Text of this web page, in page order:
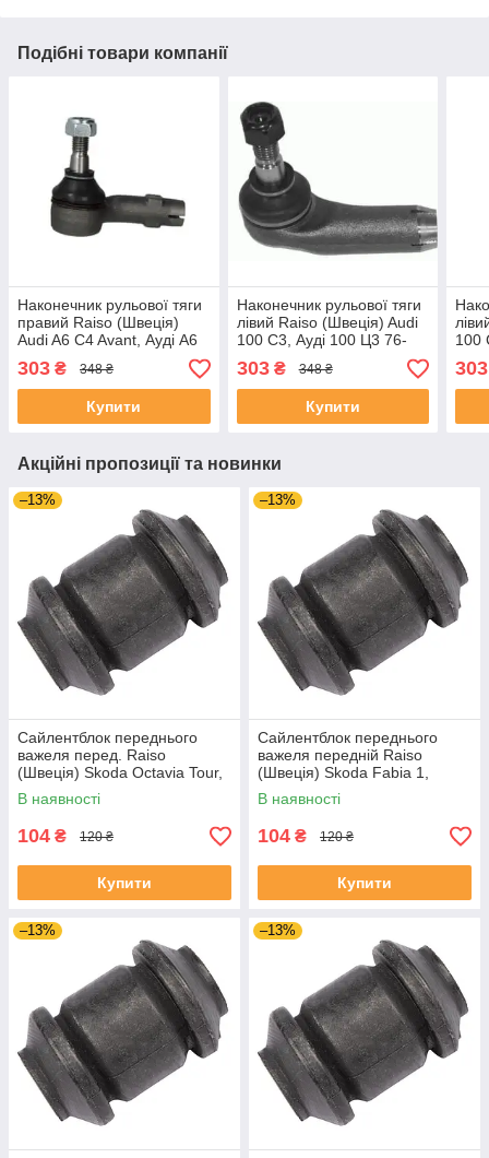
Подібні товари компанії
Наконечник рульової тяги
правий Raiso (Швеція)
Audi A6 C4 Avant, Ауді A6
Ц4 Авант 76- #RL-443812A
UABOVIB4
303 ₴ 348 ₴
Купити
Наконечник рульової тяги
лівий Raiso (Швеція) Audi
100 C3, Ауді 100 Ц3 76-
#RL-443811A UAHOOUX4
303₴ 348 ₴
Купити
100
303
Акційні пропозиції та новинки
–13%
Сайлентблок переднього
важеля перед. Raiso
(Швеція) Skoda Octavia Tour,
Октавія Тур 96- #RL-1J0182V
UAJOTLS4
В наявності
104 ₴ 120 ₴
Купити
–13%
Сайлентблок переднього
важеля передній Raiso
(Швеція) Skoda Fabia 1,
Шкода Фабія 1 99-08 #RL-
1J0182V UAXPUCH4
В наявності
104 ₴ 120 ₴
Купити
–13% –13%